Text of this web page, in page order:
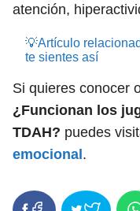
atención,
💡Artículo
te sientes así
Si quieres conocer
¿Funcionan los
TDAH? puedes
emocional .